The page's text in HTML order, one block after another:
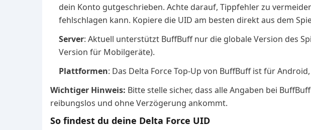
dein Konto gutgeschrieben. Achte darauf, Tippfehler zu
fehlschlagen kann. Kopiere die UID am besten direkt aus dem
Server: Aktuell unterstützt BuffBuff nur die globale Version des
Version für Mobilgeräte).
Plattformen: Das Delta Force Top-Up von BuffBuff ist für
Wichtiger Hinweis: Bitte stelle sicher, dass alle Angaben bei
reibungslos und ohne Verzögerung ankommt.
So findest du deine Delta Force UID